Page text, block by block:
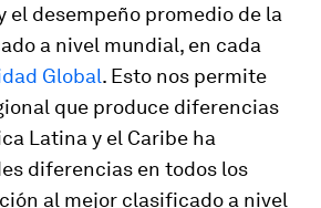
el desempeño promedio de la
a nivel mundial, en cada
Global. Esto nos permite
que produce diferencias
Latina y el Caribe ha
diferencias en todos los
al mejor clasificado a nivel